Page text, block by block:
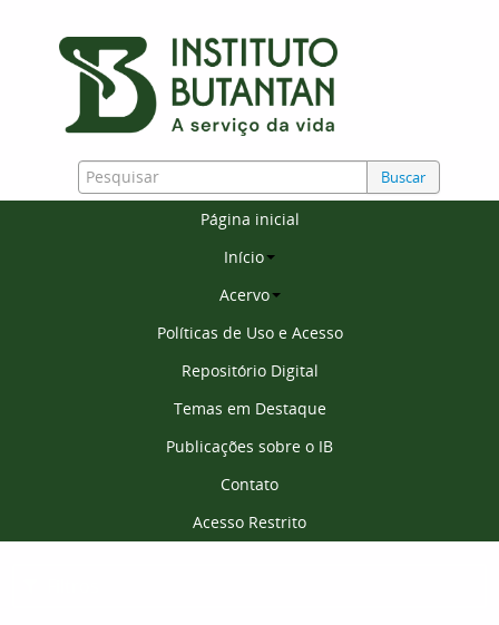
Buscar
Página inicial
Início
Acervo
Políticas de Uso e Acesso
Repositório Digital
Temas em Destaque
Publicações sobre o IB
Contato
Acesso Restrito